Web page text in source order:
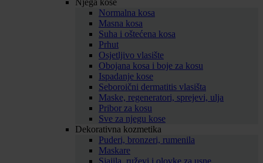
Njega kose
Normalna kosa
Masna kosa
Suha i oštećena kosa
Prhut
Osjetljivo vlasište
Obojana kosa i boje za kosu
Ispadanje kose
Seboroični dermatitis vlasišta
Maske, regeneratori, sprejevi, ulja
Pribor za kosu
Sve za njegu kose
Dekorativna kozmetika
Puderi, bronzeri, rumenila
Maskare
Sjajila, ruževi i olovke za usne